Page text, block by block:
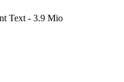
Text - 3.9 Mio